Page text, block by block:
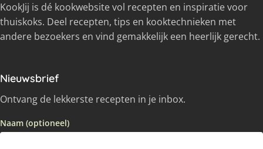
KookJij is dé kookwebsite vol recepten en inspiratie voor
thuiskoks. Deel recepten, tips en kooktechnieken met
andere bezoekers en vind gemakkelijk een heerlijk gerecht.
Nieuwsbrief
Ontvang de lekkerste recepten in je inbox.
Naam (optioneel)